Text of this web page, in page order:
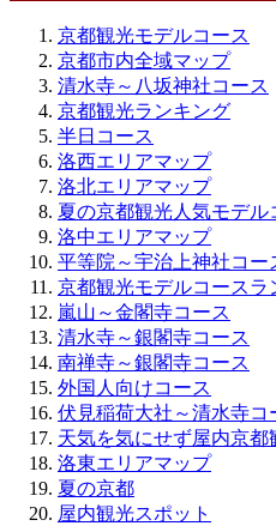
京都観光モデルコース
京都市内全域マップ
清水寺～八坂神社コース
京都観光ランキング
半日コース
洛西エリアマップ
洛北エリアマップ
夏の京都観光人気モデル
洛中エリアマップ
平等院～宇治上神社コー
京都観光モデルコースラ
嵐山～金閣寺コース
清水寺～銀閣寺コース
南禅寺～銀閣寺コース
外国人向けコース
伏見稲荷大社～清水寺コ
天気を気にせず屋内京都
洛東エリアマップ
夏の京都
屋内観光スポット